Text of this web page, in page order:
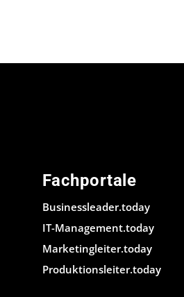
Fachportale
Businessleader.today
IT-Management.today
Marketingleiter.today
Produktionsleiter.today